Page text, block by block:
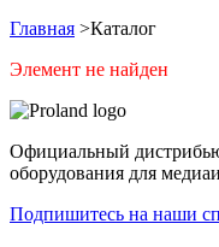
Главная >Каталог
Элемент не найден
Официальный
оборудования для
Подпишитесь на наши